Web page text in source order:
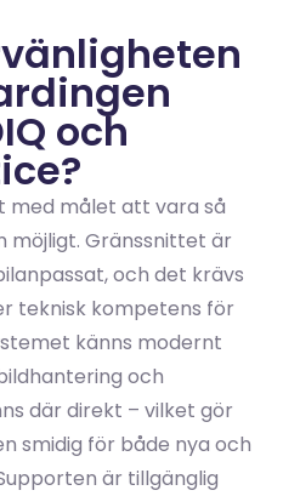
och
med målet att vara så
möjligt. Gränssnittet är
och det krävs
teknisk kompetens för
känns modernt
och
där direkt – vilket gör
smidig för både nya och
är tillgänglig